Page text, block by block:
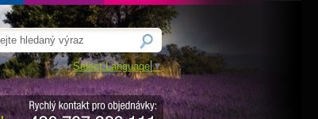
Select Language ▼